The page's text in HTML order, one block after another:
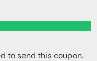
to send this coupon.